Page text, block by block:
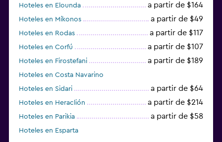
Hoteles en Elounda a partir de $164
Hoteles en Míkonos a partir de $49
Hoteles en Rodas a partir de $117
Hoteles en Corfú a partir de $107
Hoteles en Firostefani a partir de $189
Hoteles en Costa Navarino
Hoteles en Sidari
a partir de $64
Hoteles en Heraclión a partir de $214
Hoteles en Parikia a partir de $58
Hoteles en Esparta